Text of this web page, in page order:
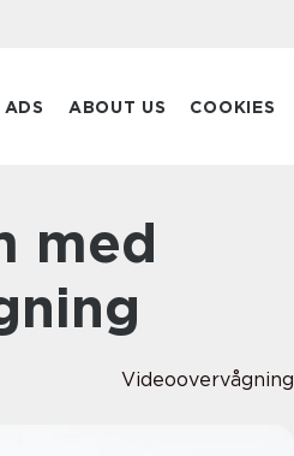
ADS ABOUT US COOKIES
Videoovervågning